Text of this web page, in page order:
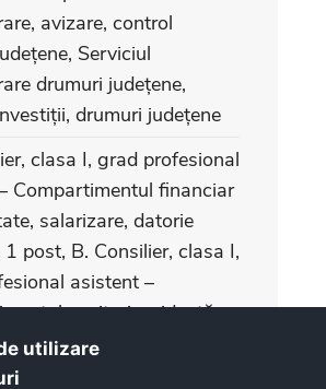
avizare, control
Serviciul
drumuri județene,
drumuri județene
clasa I, grad profesional
Compartimentul financiar
salarizare, datorie
post, B. Consilier, clasa I,
asistent –
venituri, evidență
- 1 post
utilizare